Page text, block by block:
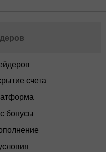
счета
бонусы